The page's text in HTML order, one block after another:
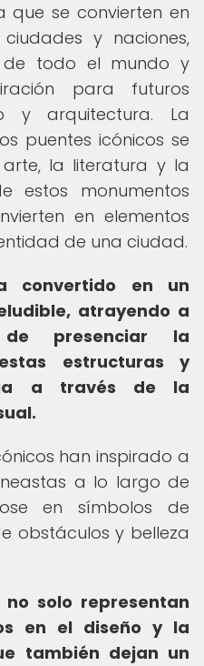
que se convierten en
y naciones,
todo el mundo y
para futuros
y arquitectura. La
puentes icónicos se
la literatura y la
estos monumentos
en elementos
de una ciudad.
convertido en un
atrayendo a
presenciar la
estructuras y
a través de la
han inspirado a
a lo largo de
en símbolos de
obstáculos y belleza
no solo representan
en el diseño y la
también dejan un